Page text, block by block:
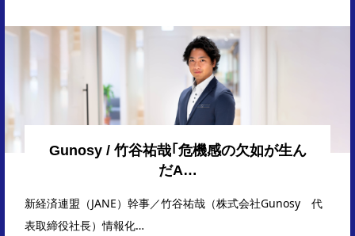
Gunosy / 竹谷祐哉｢危機感の欠如が生ん
だA…
新経済連盟（JANE）幹事／竹谷祐哉（株式会社Gunosy 代
表取締役社長）情報化…